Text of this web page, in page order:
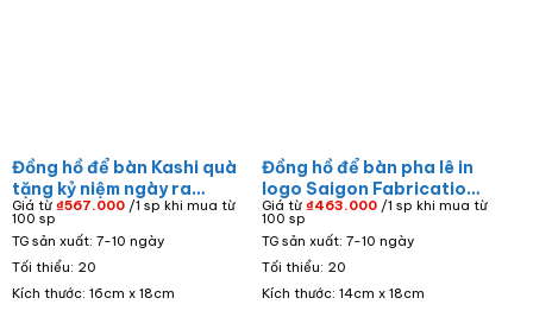
Đồng hồ để bàn Kashi quà
tặng kỷ niệm ngày ra
trường in logo Trường
PTTH Sào Nam đế gỗ
ĐHĐB-01
Giá từ ₫567.000/1 sp khi mua từ
100 sp
TG sản xuất: 7-10 ngày
Tối thiểu: 20
Kích thước: 16cm x 18cm
Đồng hồ để bàn pha lê in
logo Saigon Fabrication
Co Ltd ĐHĐB-02
Giá từ₫463.000 /1 sp khi mua từ
100 sp
TG sản xuất: 7-10 ngày
Tối thiểu: 20
Kích thước: 14cm x 18cm